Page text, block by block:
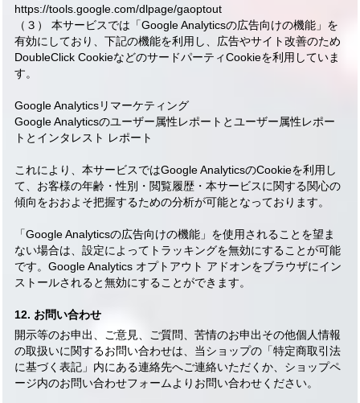
https://tools.google.com/dlpage/gaoptout
（３） 本サービスでは「Google Analyticsの広告向けの機能」を
有効にしており、下記の機能を利用し、広告やサイト改善のため
DoubleClick CookieなどのサードパーティCookieを利用していま
す。
Google Analyticsリマーケティング
Google Analyticsのユーザー属性レポートとユーザー属性レポー
トとインタレスト レポート
これにより、本サービスではGoogle AnalyticsのCookieを利用し
て、お客様の年齢・性別・閲覧履歴・本サービスに関する関心の
傾向をおおよそ把握するための分析が可能となっております。
「Google Analyticsの広告向けの機能」を使用されることを望ま
ない場合は、設定によってトラッキングを無効にすることが可能
です。Google Analytics オプトアウト アドオンをブラウザにイン
ストールされると無効にすることができます。
12. お問い合わせ
開示等のお申出、ご意見、ご質問、苦情のお申出その他個人情報
の取扱いに関するお問い合わせは、当ショップの「特定商取引法
に基づく表記」内にある連絡先へご連絡いただくか、ショップペ
ージ内のお問い合わせフォームよりお問い合わせください。